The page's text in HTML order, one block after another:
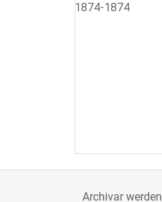
1874-1874
Archivar werden